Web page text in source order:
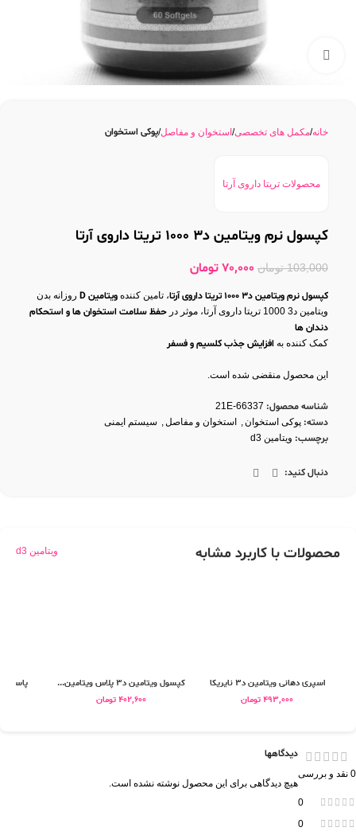
بزرگنمایی تصویر
خانه مکمل های تخصصی استخوان و مفاصل پوکی استخوان
محصولات تریتا داروی آرتا
کپسول نرم ویتامین د3 1000 تریتا داروی آرتا
103,000 تومان 70,000تومان
کپسول نرم ویتامین د3 1000 تریتا داروی آرتا ، تامین کننده ویتامین D
روزانه بدن
ویتامین د3 1000 تریتا داروی آرتا، موثر در
حفظ سلامت استخوان ها و استحکام
دندان ها
کمک کننده به افزایش جذب کلسیم و فسفر
کمک به حفظ تراکم استخوان و
این محصول منقضی شده است.
شناسه محصول: 21E-66337
دسته: پوکی استخوان, استخوان و مفاصل, سیستم ایمنی
برچسب: ویتامین d3
دنبال کنید:
محصولات با کاربرد مشابه ویتامین d3
اسپری دهانی ویتامین د3 نایریکا
493,000 تومان
کپسول ویتامین د3 پلاس ویتامین...
402,600 تومان
پاستیل
0 نقد و بررسی
0
0
دیدگاهها
هیچ دیدگاهی برای این محصول نوشته نشده است.